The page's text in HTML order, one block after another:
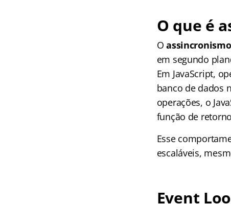
O que é
Oassincronismo
em segundo
Em JavaScript,
banco de dados
operações, o
função de
Esse
escaláveis,
Event